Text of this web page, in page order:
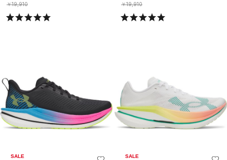
￥19,910
￥19,910
SALE SALE